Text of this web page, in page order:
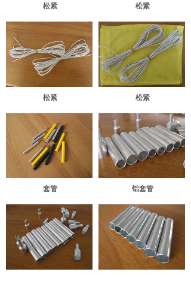
松紧 松紧
松紧 松紧
套管 铝套管